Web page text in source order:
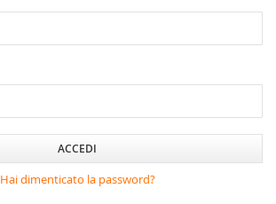
ACCEDI
Hai dimenticato la password?